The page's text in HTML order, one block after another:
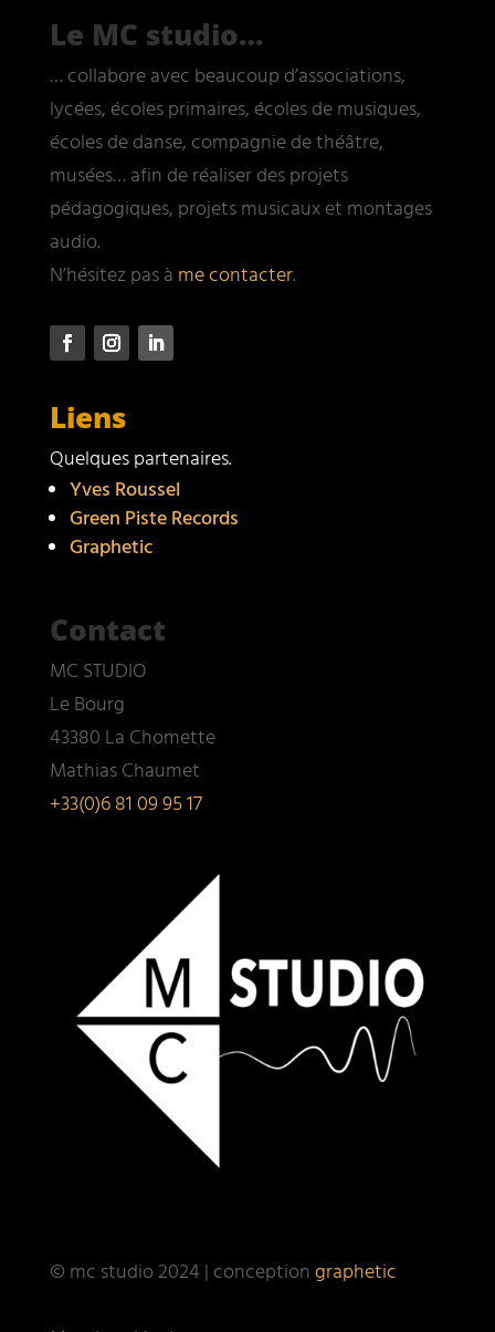
Le MC studio…
… collabore avec beaucoup d’associations,
lycées, écoles primaires, écoles de musiques,
écoles de danse, compagnie de théâtre,
musées… afin de réaliser des projets
pédagogiques, projets musicaux et montages
audio.
N’hésitez pas à me contacter.
Liens
Quelques partenaires.
Yves Roussel
Green Piste Records
Graphetic
Contact
MC STUDIO
Le Bourg
43380 La Chomette
Mathias Chaumet
+33(0)6 81 09 95 17
© mc studio 2024 | conception graphetic